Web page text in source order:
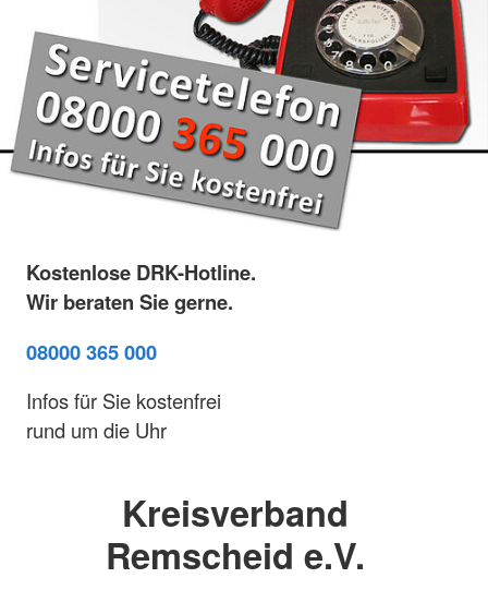
Kostenlose DRK-Hotline.
Wir beraten Sie gerne.
08000 365 000
Infos für Sie kostenfrei
rund um die Uhr
Kreisverband
Remscheid e.V.